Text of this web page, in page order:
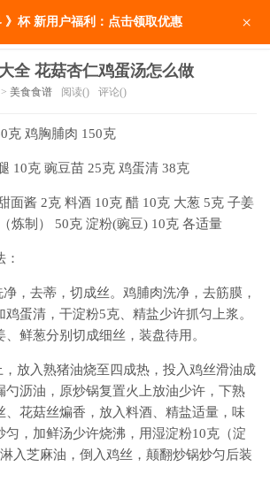
全 花菇杏仁鸡蛋汤怎么做
> 美食食谱 阅读() 评论()
克 鸡胸脯肉 150克
10克 豌豆苗 25克 鸡蛋清 38克
面酱 2克 料酒 10克 醋 10克 大葱 5克 子姜
炼制） 50克 淀粉(豌豆) 10克 各适量
，去蒂，切成丝。鸡脯肉洗净，去筋膜，
蛋清，干淀粉5克、精盐少许抓匀上浆。
鲜葱分别切成细丝，装盘待用。
，放入熟猪油烧至四成热，投入鸡丝滑油成
勺沥油，原炒锅复置火上放油少许，下熟
、花菇丝煸香，放入料酒、精盐适量，味
匀，加鲜汤少许烧沸，用湿淀粉10克（淀
入芝麻油，倒入鸡丝，颠翻炒锅炒匀后装
》杯 新用户福利：点击领取优惠 ×